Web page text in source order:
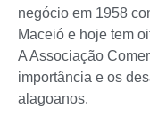
negócio em 1958
Maceió e hoje tem
A Associação
importância e os
alagoanos.